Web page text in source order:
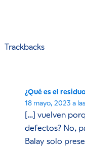
Trackbacks
¿Qué es el
18 mayo, 2023 a
[…] vuelven
defectos? No,
Balay solo